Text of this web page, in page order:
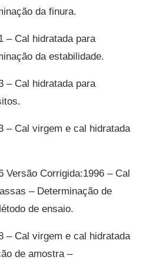
da finura.
– Cal hidratada para
da estabilidade.
– Cal hidratada para
– Cal virgem e cal hidratada
Versão Corrigida:1996 – Cal
– Determinação de
de ensaio.
– Cal virgem e cal hidratada
de amostra –